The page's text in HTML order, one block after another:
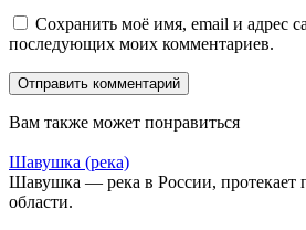
Сохранить моё имя, email и адрес
последующих моих комментариев.
Вам также может понравиться
Шавушка (река)
Шавушка — река в России, протекает
области.